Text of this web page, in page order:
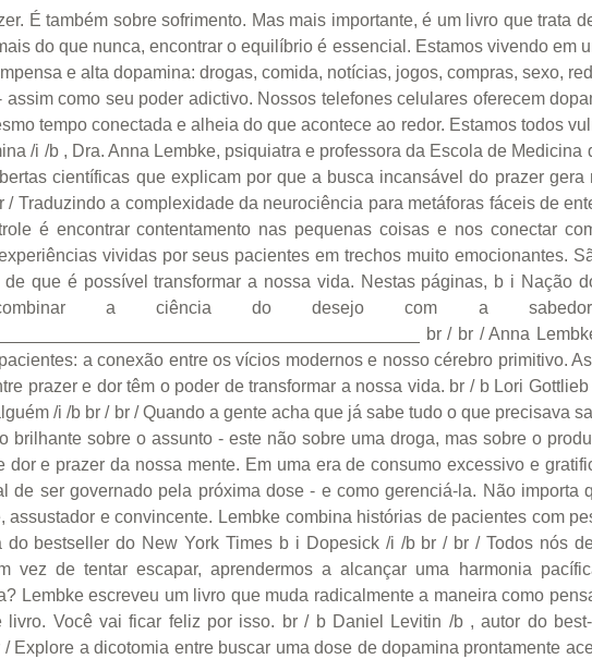
É também sobre sofrimento. Mas mais importante, é um livro que trata
do que nunca, encontrar o equilíbrio é essencial. Estamos vivendo em
e alta dopamina: drogas, comida, notícias, jogos, compras, sexo,
assim como seu poder adictivo. Nossos telefones celulares oferecem
tempo conectada e alheia do que acontece ao redor. Estamos todos
/i /b , Dra. Anna Lembke, psiquiatra e professora da Escola de
científicas que explicam por que a busca incansável do prazer
/ Traduzindo a complexidade da neurociência para metáforas fáceis de
é encontrar contentamento nas pequenas coisas e nos conectar
vividas por seus pacientes em trechos muito emocionantes.
que é possível transformar a nossa vida. Nestas páginas, b i Nação
a ciência do desejo com a
br / br / Anna
a conexão entre os vícios modernos e nosso cérebro primitivo.
prazer e dor têm o poder de transformar a nossa vida. br / b Lori
/i /b br / br / Quando a gente acha que já sabe tudo o que precisava
brilhante sobre o assunto - este não sobre uma droga, mas sobre o
dor e prazer da nossa mente. Em uma era de consumo excessivo e
de ser governado pela próxima dose - e como gerenciá-la. Não importa
assustador e convincente. Lembke combina histórias de pacientes com
do bestseller do New York Times b i Dopesick /i /b br / br / Todos nós
vez de tentar escapar, aprendermos a alcançar uma harmonia
Lembke escreveu um livro que muda radicalmente a maneira como
livro. Você vai ficar feliz por isso. br / b Daniel Levitin /b , autor do
Explore a dicotomia entre buscar uma dose de dopamina prontamente